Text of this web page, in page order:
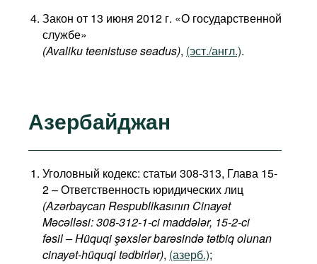
Закон от 13 июня 2012 г. «О государственной
службе»
(Avaliku teenistuse seadus), (эст./англ.).
Азербайджан
Уголовный кодекс: статьи 308-313, Глава 15-
2 – Ответственность юридических лиц
(Azərbaycan Respublikasının Cinayət
Məcəlləsi: 308-312-1-ci maddələr, 15-2-ci
fəsil – Hüquqi şəxslər barəsində tətbiq olunan
cinayət-hüquqi tədbirlər​), (азерб.);